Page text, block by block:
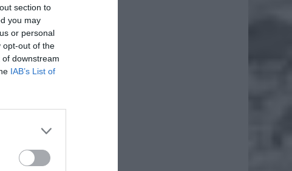
section to
you may
or personal
opt-out of the
downstream
IAB’s List of